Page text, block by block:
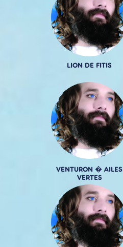
LION DE FITIS
VENTURON � AILES
VERTES